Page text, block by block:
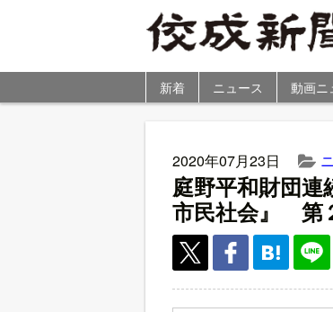
新着 ニュース 動画ニ
2020年07月23日
庭野平和財団
市民社会』 第